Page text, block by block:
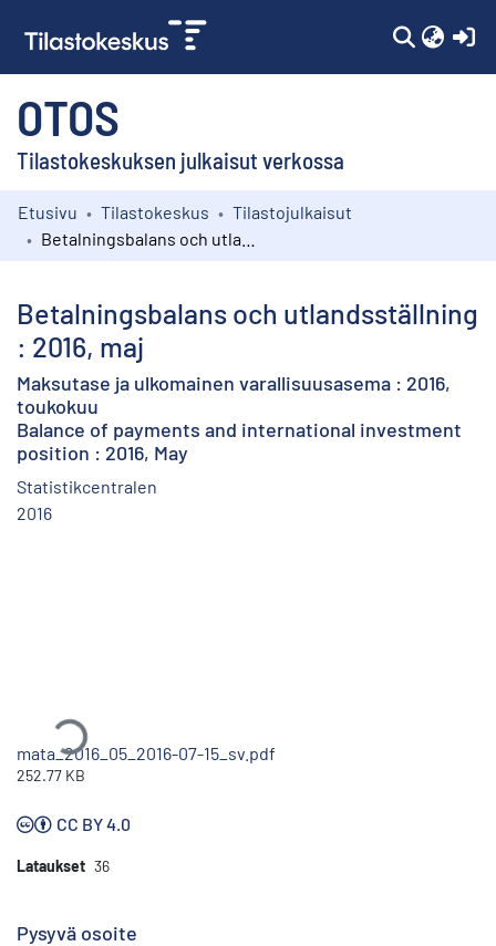
OTOS
Tilastokeskuksen julkaisut verkossa
Kokoelmat
Etusivu Tilastokeskus
Tilastojulkaisut
Betalningsbalans och utlandsställning
: 2016, maj
Maksutase ja ulkomainen varallisuusasema : 2016,
toukokuu
Balance of payments and international investment
position : 2016, May
Statistikcentralen
2016
Ladataan...
mata_2016_05_2016-07-15_sv.pdf
252.77 KB
CC BY 4.0
Lataukset 36
Pysyvä osoite